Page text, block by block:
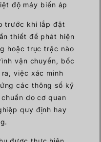
độ máy biến áp
trước khi lắp đặt
thiết để phát hiện
hoặc trục trặc nào
vận chuyển, bốc
việc xác minh
các thông số kỹ
do cơ quan
quy định hay